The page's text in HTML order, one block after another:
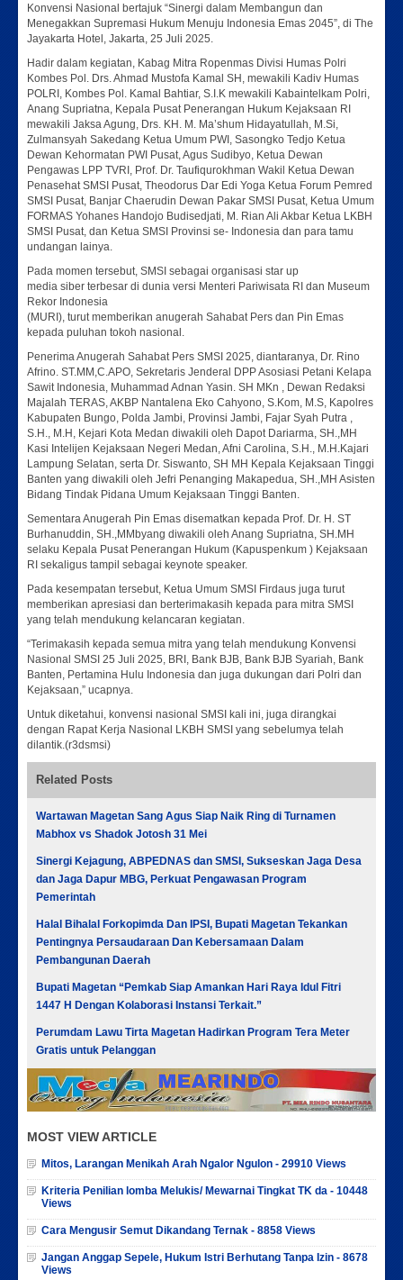
Konvensi Nasional bertajuk “Sinergi dalam Membangun dan
Menegakkan Supremasi Hukum Menuju Indonesia Emas 2045”, di The
Jayakarta Hotel, Jakarta, 25 Juli 2025.
Hadir dalam kegiatan, Kabag Mitra Ropenmas Divisi Humas Polri
Kombes Pol. Drs. Ahmad Mustofa Kamal SH, mewakili Kadiv Humas
POLRI, Kombes Pol. Kamal Bahtiar, S.I.K mewakili Kabaintelkam Polri,
Anang Supriatna, Kepala Pusat Penerangan Hukum Kejaksaan RI
mewakili Jaksa Agung, Drs. KH. M. Ma’shum Hidayatullah, M.Si,
Zulmansyah Sakedang Ketua Umum PWI, Sasongko Tedjo Ketua
Dewan Kehormatan PWI Pusat, Agus Sudibyo, Ketua Dewan
Pengawas LPP TVRI, Prof. Dr. Taufiqurokhman Wakil Ketua Dewan
Penasehat SMSI Pusat, Theodorus Dar Edi Yoga Ketua Forum Pemred
SMSI Pusat, Banjar Chaerudin Dewan Pakar SMSI Pusat, Ketua Umum
FORMAS Yohanes Handojo Budisedjati, M. Rian Ali Akbar Ketua LKBH
SMSI Pusat, dan Ketua SMSI Provinsi se- Indonesia dan para tamu
undangan lainya.
Pada momen tersebut, SMSI sebagai organisasi star up
media siber terbesar di dunia versi Menteri Pariwisata RI dan Museum
Rekor Indonesia
(MURI), turut memberikan anugerah Sahabat Pers dan Pin Emas
kepada puluhan tokoh nasional.
Penerima Anugerah Sahabat Pers SMSI 2025, diantaranya, Dr. Rino
Afrino. ST.MM,C.APO, Sekretaris Jenderal DPP Asosiasi Petani Kelapa
Sawit Indonesia, Muhammad Adnan Yasin. SH MKn , Dewan Redaksi
Majalah TERAS, AKBP Nantalena Eko Cahyono, S.Kom, M.S, Kapolres
Kabupaten Bungo, Polda Jambi, Provinsi Jambi, Fajar Syah Putra ,
S.H., M.H, Kejari Kota Medan diwakili oleh Dapot Dariarma, SH.,MH
Kasi Intelijen Kejaksaan Negeri Medan, Afni Carolina, S.H., M.H.Kajari
Lampung Selatan, serta Dr. Siswanto, SH MH Kepala Kejaksaan Tinggi
Banten yang diwakili oleh Jefri Penanging Makapedua, SH.,MH Asisten
Bidang Tindak Pidana Umum Kejaksaan Tinggi Banten.
Sementara Anugerah Pin Emas disematkan kepada Prof. Dr. H. ST
Burhanuddin, SH.,MMbyang diwakili oleh Anang Supriatna, SH.MH
selaku Kepala Pusat Penerangan Hukum (Kapuspenkum ) Kejaksaan
RI sekaligus tampil sebagai keynote speaker.
Pada kesempatan tersebut, Ketua Umum SMSI Firdaus juga turut
memberikan apresiasi dan berterimakasih kepada para mitra SMSI
yang telah mendukung kelancaran kegiatan.
“Terimakasih kepada semua mitra yang telah mendukung Konvensi
Nasional SMSI 25 Juli 2025, BRI, Bank BJB, Bank BJB Syariah, Bank
Banten, Pertamina Hulu Indonesia dan juga dukungan dari Polri dan
Kejaksaan,” ucapnya.
Untuk diketahui, konvensi nasional SMSI kali ini, juga dirangkai
dengan Rapat Kerja Nasional LKBH SMSI yang sebelumya telah
dilantik.(r3dsmsi)
Related Posts
Wartawan Magetan Sang Agus Siap Naik Ring di Turnamen
Mabhox vs Shadok Jotosh 31 Mei
Sinergi Kejagung, ABPEDNAS dan SMSI, Sukseskan Jaga Desa
dan Jaga Dapur MBG, Perkuat Pengawasan Program
Pemerintah
Halal Bihalal Forkopimda Dan IPSI, Bupati Magetan Tekankan
Pentingnya Persaudaraan Dan Kebersamaan Dalam
Pembangunan Daerah
Bupati Magetan “Pemkab Siap Amankan Hari Raya Idul Fitri
1447 H Dengan Kolaborasi Instansi Terkait.”
Perumdam Lawu Tirta Magetan Hadirkan Program Tera Meter
Gratis untuk Pelanggan
MOST VIEW ARTICLE
Mitos, Larangan Menikah Arah Ngalor Ngulon - 29910 Views
Kriteria Penilian lomba Melukis/ Mewarnai Tingkat TK da - 10448
Views
Cara Mengusir Semut Dikandang Ternak - 8858 Views
Jangan Anggap Sepele, Hukum Istri Berhutang Tanpa Izin - 8678
Views